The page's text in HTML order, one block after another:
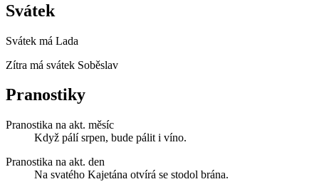
Svátek
Svátek má Lada
Zítra má svátek Soběslav
Pranostiky
Pranostika na akt. měsíc
Když pálí srpen, bude pálit i víno.
Pranostika na akt. den
Na svatého Kajetána otvírá se stodol brána.